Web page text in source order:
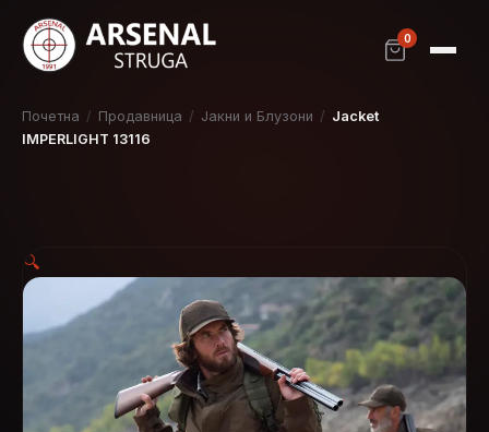
0
Почетна / Продавница / Јакни и Блузони / Jacket
IMPERLIGHT 13116
🔍